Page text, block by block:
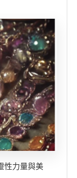
性力量與美